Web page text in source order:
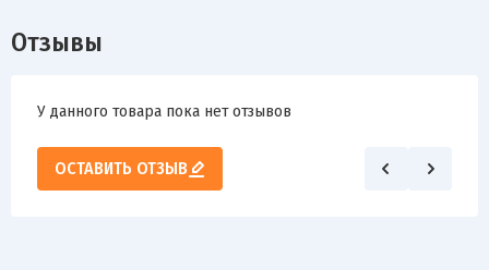
Отзывы
У данного товара пока нет отзывов
ОСТАВИТЬ ОТЗЫВ